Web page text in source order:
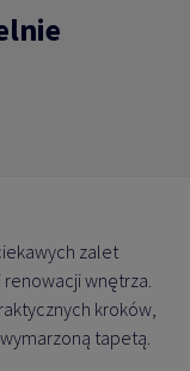
zalet
wnętrza.
kroków,
tapetą.